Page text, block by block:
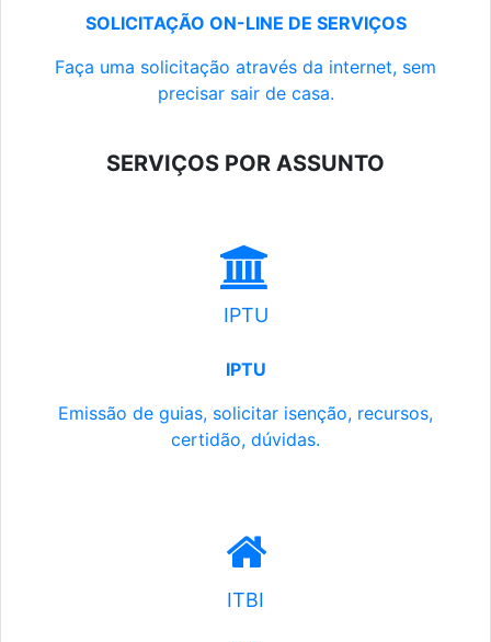
SOLICITAÇÃO ON-LINE DE SERVIÇOS
Faça uma solicitação através da internet, sem
precisar sair de casa.
SERVIÇOS POR ASSUNTO
IPTU
IPTU
Emissão de guias, solicitar isenção, recursos,
certidão, dúvidas.
ITBI